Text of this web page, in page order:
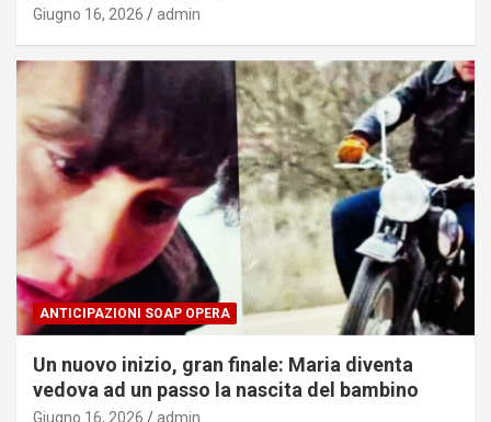
Giugno 16, 2026 admin
ANTICIPAZIONI SOAP OPERA
Un nuovo inizio, gran finale: Maria diventa
vedova ad un passo la nascita del bambino
Giugno 16, 2026 admin